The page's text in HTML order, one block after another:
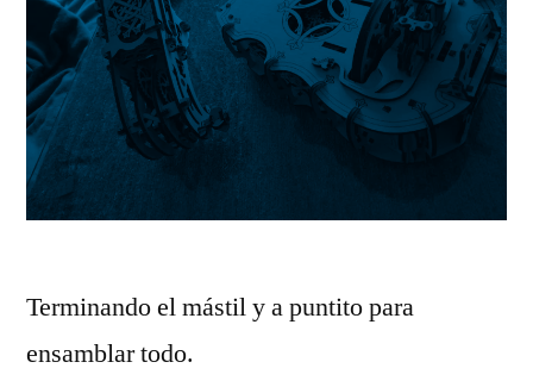
Terminando el mástil y a puntito para
ensamblar todo.